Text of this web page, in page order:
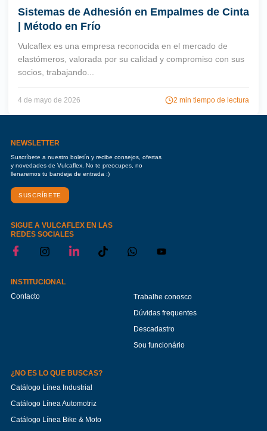
Sistemas de Adhesión en Empalmes de Cinta
| Método en Frío
Vulcaflex es una empresa reconocida en el mercado de
elastómeros, valorada por su calidad y compromiso con sus
socios, trabajando...
4 de mayo de 2026 2 min tiempo de lectura
NEWSLETTER
Suscríbete a nuestro boletín y recibe consejos, ofertas
y novedades de Vulcaflex. No te preocupes, no
llenaremos tu bandeja de entrada :)
SUSCRÍBETE
SIGUE A VULCAFLEX EN LAS
REDES SOCIALES
INSTITUCIONAL
Contacto
Trabalhe conosco
Dúvidas frequentes
Descadastro
Sou funcionário
¿NO ES LO QUE BUSCAS?
Catálogo Línea Industrial
Catálogo Línea Automotriz
Catálogo Línea Bike & Moto